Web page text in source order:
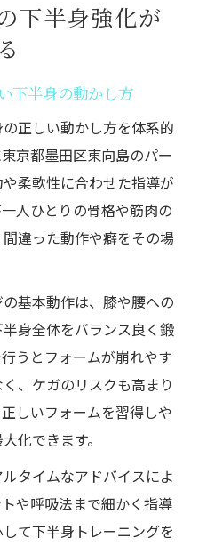
下半身強化が
下半身の動かし方
正しい動かし方を体系的
京都墨田区東向島のパー
柔軟性に合わせた指導が
人ひとりの骨格や筋肉の
違った動作や癖をその場
基本動作は、膝や腰への
身全体をバランス良く鍛
うとフォームが崩れやす
、ケガのリスクも高まり
しいフォームを習得しや
化できます。
タイムなアドバイスによ
や呼吸法まで細かく指導
て下半身トレーニングを